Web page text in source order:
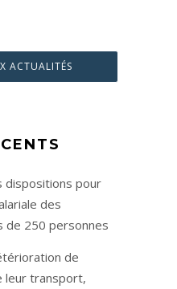
ACTUALITÉS
dispositions pour
des
de 250 personnes
de
leur transport,